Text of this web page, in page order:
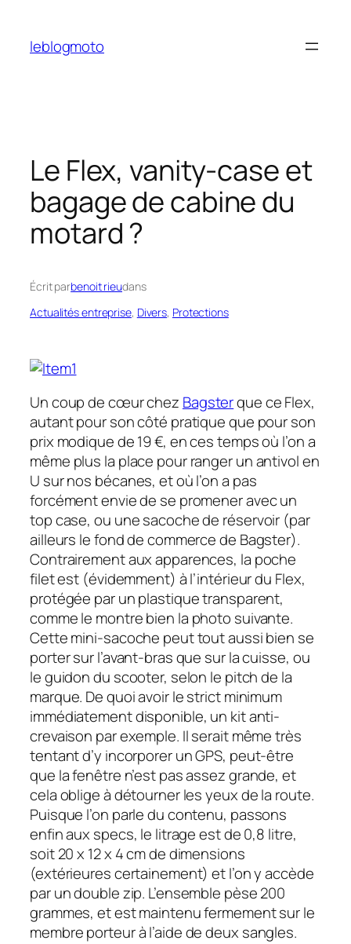
contenu
leblogmoto
Le Flex, vanity-case et
bagage de cabine du
motard ?
Écrit parbenoit rieudans
Actualités entreprise, Divers, Protections
Un coup de cœur chez Bagsterque ce Flex,
autant pour son côté pratique que pour son
prix modique de 19 €, en ces temps où l’on a
même plus la place pour ranger un antivol en
U sur nos bécanes, et où l’on a pas
forcément envie de se promener avec un
top case, ou une sacoche de réservoir (par
ailleurs le fond de commerce de Bagster).
Contrairement aux apparences, la poche
filet est (évidemment) à l’intérieur du Flex,
protégée par un plastique transparent,
comme le montre bien la photo suivante.
Cette mini-sacoche peut tout aussi bien se
porter sur l’avant-bras que sur la cuisse, ou
le guidon du scooter, selon le pitch de la
marque. De quoi avoir le strict minimum
immédiatement disponible, un kit anti-
crevaison par exemple. Il serait même très
tentant d’y incorporer un GPS, peut-être
que la fenêtre n’est pas assez grande, et
cela oblige à détourner les yeux de la route.
Puisque l’on parle du contenu, passons
enfin aux specs, le litrage est de 0,8 litre,
soit 20 x 12 x 4 cm de dimensions
(extérieures certainement) et l’on y accède
par un double zip. L’ensemble pèse 200
grammes, et est maintenu fermement sur le
membre porteur à l’aide de deux sangles.